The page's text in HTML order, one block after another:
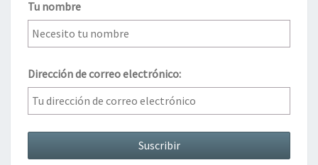
Tu nombre
Dirección de correo electrónico: